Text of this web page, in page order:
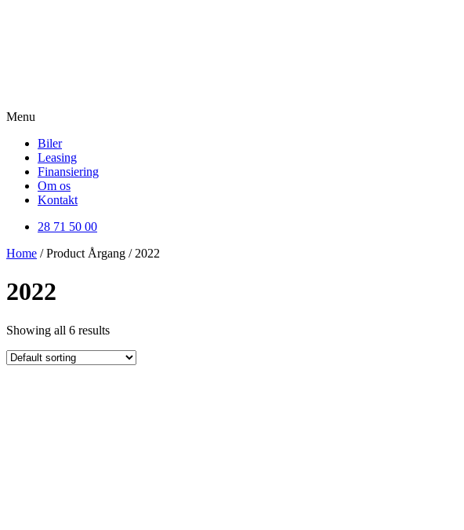
Menu
Biler
Leasing
Finansiering
Om os
Kontakt
28 71 50 00
Home / Product Årgang / 2022
2022
Showing all 6 results